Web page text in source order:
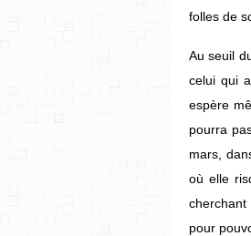
folles de
Au seuil
celui qui
espère
pourra
mars,
où elle
pour